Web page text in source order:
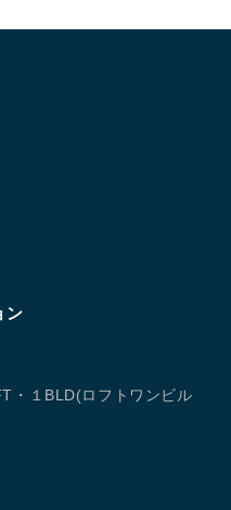
ン
・１BLD(ロフトワンビル